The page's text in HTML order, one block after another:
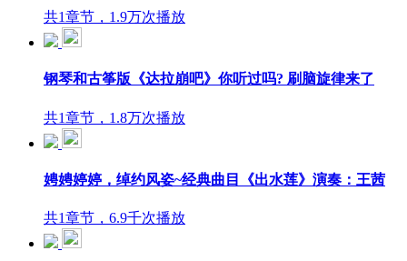
共1章节，1.9万次播放
钢琴和古筝版《达拉崩吧》你听过吗? 刷脑旋律来了
共1章节，1.8万次播放
娉娉婷婷，绰约风姿~经典曲目《出水莲》演奏：王茜
共1章节，6.9千次播放